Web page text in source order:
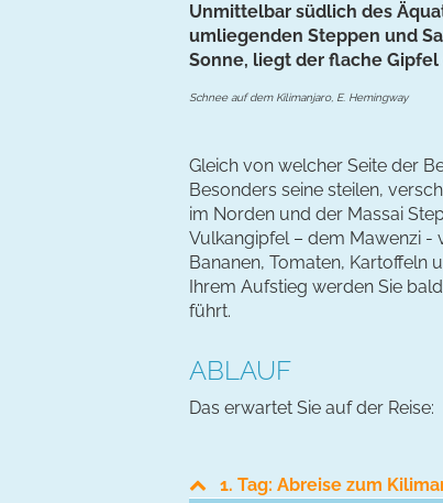
Unmittelbar südlich des
umliegenden Steppen und
Sonne, liegt der flache
Schnee auf dem Kilimanjaro, E. Hemingway
Gleich von welcher Seite der
Besonders seine steilen,
im Norden und der Massai
Vulkangipfel – dem Mawenzi -
Bananen, Tomaten, Kartoffeln
Ihrem Aufstieg werden Sie
führt.
ABLAUF
Das erwartet Sie auf der Reise:
1. Tag: Abreise zum